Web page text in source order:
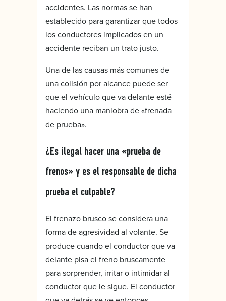
accidentes. Las normas se han
establecido para garantizar que todos
los conductores implicados en un
accidente reciban un trato justo.
Una de las causas más comunes de
una colisión por alcance puede ser
que el vehículo que va delante esté
haciendo una maniobra de «frenada
de prueba».
¿Es ilegal hacer una «prueba de
frenos» y es el responsable de dicha
prueba el culpable?
El frenazo brusco se considera una
forma de agresividad al volante. Se
produce cuando el conductor que va
delante pisa el freno bruscamente
para sorprender, irritar o intimidar al
conductor que le sigue. El conductor